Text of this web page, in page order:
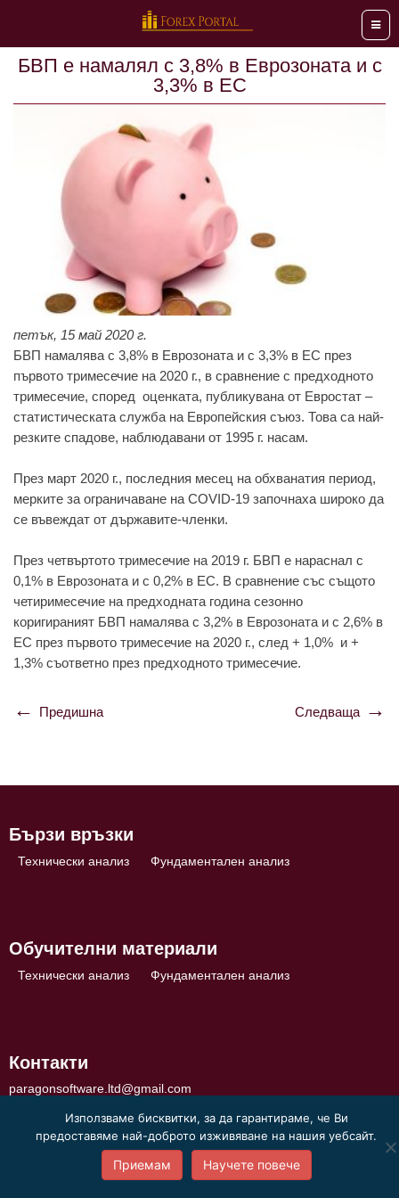
Меню
БВП е намалял с 3,8% в Еврозоната и с
3,3% в ЕС
петък, 15 май 2020 г.
БВП намалява с 3,8% в Еврозоната и с 3,3% в ЕС през
първото тримесечие на 2020 г., в сравнение с предходното
тримесечие, според оценката, публикувана от Евростат –
статистическата служба на Европейския съюз. Това са най-
резките спадове, наблюдавани от 1995 г. насам.
През март 2020 г., последния месец на обхванатия период,
мерките за ограничаване на COVID-19 започнаха широко да
се въвеждат от държавите-членки.
През четвъртото тримесечие на 2019 г. БВП е нараснал с
0,1% в Еврозоната и с 0,2% в ЕС. В сравнение със същото
четиримесечие на предходната година сезонно
коригираният БВП намалява с 3,2% в Еврозоната и с 2,6% в
ЕС през първото тримесечие на 2020 г., след + 1,0% и +
1,3% съответно през предходното тримесечие.
Навигация
Предишна Следваща
Бързи връзки
Технически анализ Фундаментален анализ
Обучителни материали
Технически анализ Фундаментален анализ
Контакти
paragonsoftware.ltd@gmail.com
Използваме бисквитки, за да гарантираме, че Ви
предоставяме най-доброто изживяване на нашия уебсайт.
Приемам Научете повече